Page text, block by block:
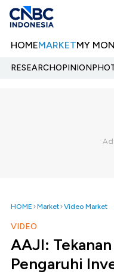
HOMEMARKETMY
RESEARCHOPINION
HOME Market Video Market
VIDEO
AAJI:
Pengaruhi